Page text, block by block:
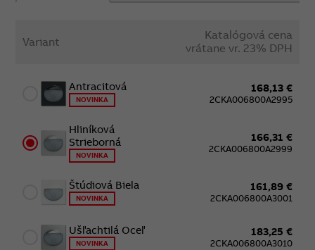
Variant
Katalógová cena
vrátane vr. 23% DPH
Antracitová
NOVINKA
168,13 €
2CKA006800A2995
Hliníková
Strieborná
NOVINKA
166,31 €
2CKA006800A2999
Štúdiová Biela
NOVINKA
161,89 €
2CKA006800A3001
Ušľachtilá Oceľ
NOVINKA
183,25 €
2CKA006800A3010